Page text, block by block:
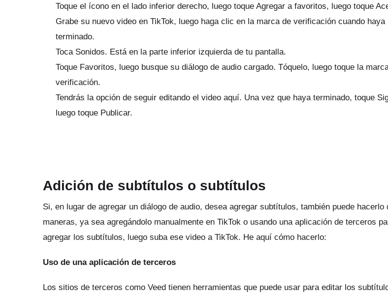
Toque el ícono en el lado inferior derecho, luego toque Agregar a favoritos, luego toque
Grabe su nuevo video en TikTok, luego haga clic en la marca de verificación cuando haya
terminado.
Toca Sonidos. Está en la parte inferior izquierda de tu pantalla.
Toque Favoritos, luego busque su diálogo de audio cargado. Tóquelo, luego toque la
verificación.
Tendrás la opción de seguir editando el video aquí. Una vez que haya terminado, toque
luego toque Publicar.
Adición de subtítulos o subtítulos
Si, en lugar de agregar un diálogo de audio, desea agregar subtítulos, también puede hacerlo
maneras, ya sea agregándolo manualmente en TikTok o usando una aplicación de terceros
agregar los subtítulos, luego suba ese video a TikTok. He aquí cómo hacerlo:
Uso de una aplicación de terceros
Los sitios de terceros como Veed tienen herramientas que puede usar para editar los